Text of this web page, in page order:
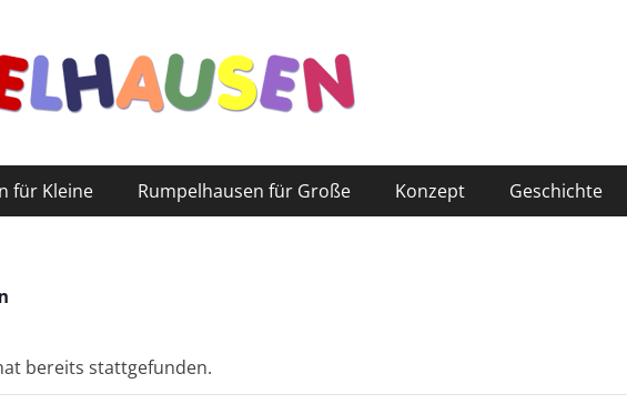
für Kleine Rumpelhausen für Große Konzept Geschichte
bereits stattgefunden.